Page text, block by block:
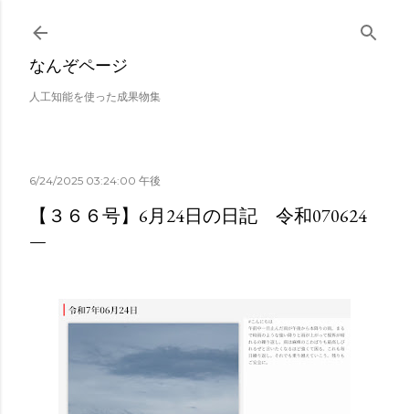
スキップしてメイン コンテンツに移動
なんぞページ
人工知能を使った成果物集
6/24/2025 03:24:00 午後
【３６６号】6月24日の日記 令和070624